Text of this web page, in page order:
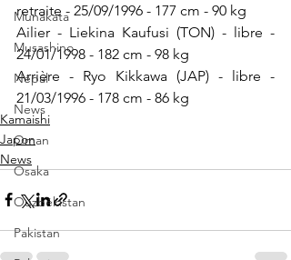
Munakata
Musashino
Népal
News
Oman
Osaka
Ouzbékistan
Pakistan
retraite - 25/09/1996 - 177 cm - 90 kg
Ailier - Liekina Kaufusi (TON) - libre -
24/01/1998 - 182 cm - 98 kg
Arrière - Ryo Kikkawa (JAP) - libre -
21/03/1996 - 178 cm - 86 kg
Kamaishi
Japon
News